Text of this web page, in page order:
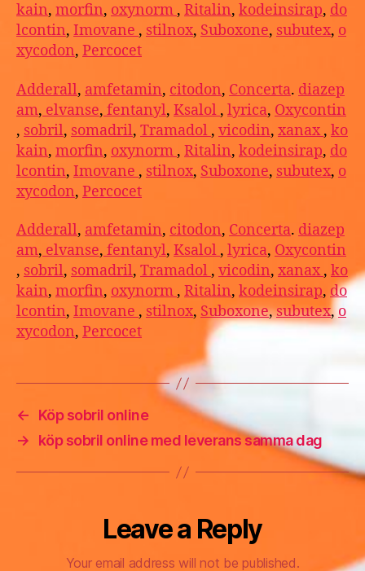
kain, morfin, oxynorm , Ritalin, kodeinsirap, do
lcontin, Imovane , stilnox, Suboxone, subutex, o
xycodon, Percocet
Adderall, amfetamin, citodon, Concerta. diazep
am, elvanse, fentanyl, Ksalol , lyrica, Oxycontin
, sobril, somadril, Tramadol , vicodin, xanax, ko
kain, morfin, oxynorm , Ritalin, kodeinsirap, do
lcontin, Imovane , stilnox, Suboxone, subutex, o
xycodon, Percocet
Adderall, amfetamin, citodon, Concerta. diazep
am, elvanse, fentanyl, Ksalol , lyrica, Oxycontin
, sobril, somadril, Tramadol , vicodin, xanax, ko
kain, morfin, oxynorm , Ritalin, kodeinsirap, do
lcontin, Imovane , stilnox, Suboxone,subutex, o
xycodon, Percocet
←
Köp sobril online
→
köp sobril online med leverans samma dag
Leave a Reply
Your email address will not be published.